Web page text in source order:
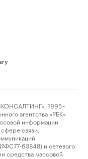
1995–
агентства «РБК»
информации
связи,
63848) и сетевого
средства массовой